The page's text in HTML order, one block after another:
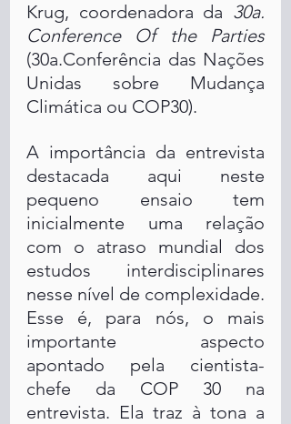
Krug, coordenadora da 30a.
Conference Of the Parties
(30a.Conferência das Nações
Unidas sobre Mudança
Climática ou COP30).
A importância da entrevista
destacada aqui neste
pequeno ensaio tem
inicialmente uma relação
com o atraso mundial dos
estudos interdisciplinares
nesse nível de complexidade.
Esse é, para nós, o mais
importante aspecto
apontado pela cientista-
chefe da COP 30 na
entrevista. Ela traz à tona a